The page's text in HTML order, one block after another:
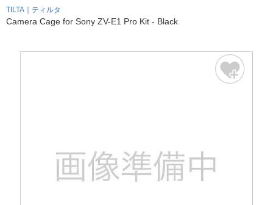
TILTA｜ティルタ
Camera Cage for Sony ZV-E1 Pro Kit - Black